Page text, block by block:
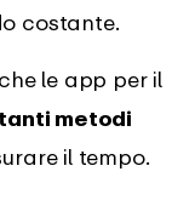
costante.
le app per il
tanti metodi
il tempo.